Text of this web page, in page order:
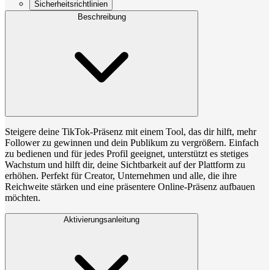
Sicherheitsrichtlinien
Beschreibung
Steigere deine TikTok-Präsenz mit einem Tool, das dir hilft, mehr
Follower zu gewinnen und dein Publikum zu vergrößern. Einfach
zu bedienen und für jedes Profil geeignet, unterstützt es stetiges
Wachstum und hilft dir, deine Sichtbarkeit auf der Plattform zu
erhöhen. Perfekt für Creator, Unternehmen und alle, die ihre
Reichweite stärken und eine präsentere Online-Präsenz aufbauen
möchten.
Aktivierungsanleitung